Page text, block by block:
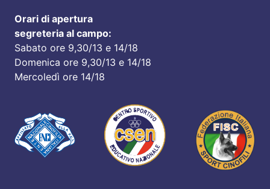
Orari di apertura
segreteria al campo:
Sabato ore 9,30/13 e 14/18
Domenica ore 9,30/13 e 14/18
Mercoledì ore 14/18